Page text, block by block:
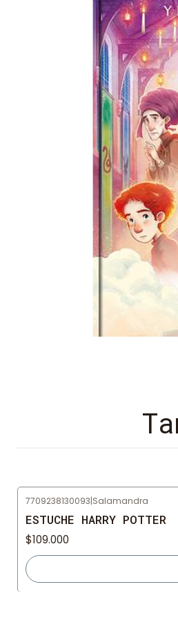
7709238130093|Salamandra
ESTUCHE HARRY POTTER
$109.000